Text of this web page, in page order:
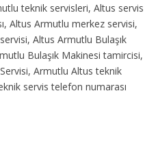
teknik servisleri, Altus servis
Altus Armutlu merkez servisi,
Altus Armutlu Bulaşık
Bulaşık Makinesi tamircisi,
Armutlu Altus teknik
servis telefon numarası